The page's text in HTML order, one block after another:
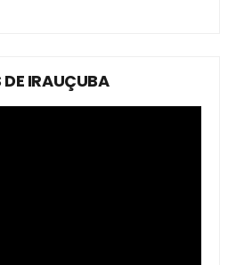
IRAUÇUBA